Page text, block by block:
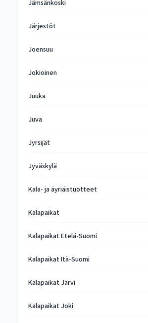
Jämsänkoski
Järjestöt
Joensuu
Jokioinen
Juuka
Juva
Jyrsijät
Jyväskylä
Kala- ja äyriäistuotteet
Kalapaikat
Kalapaikat Etelä-Suomi
Kalapaikat Itä-Suomi
Kalapaikat Järvi
Kalapaikat Joki